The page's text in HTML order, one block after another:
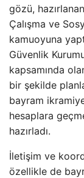
gözü,
Çalışma ve
kamuoyuna
Güvenlik
kapsamında
bir şekilde
bayram
hesaplara
hazırladı.
İletişim ve
özellikle de